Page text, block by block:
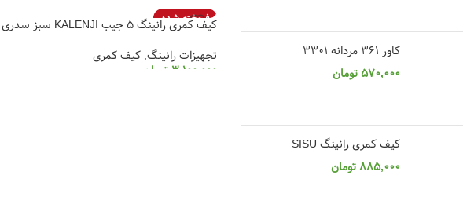
کاور 361 مردانه 3301
570,000 تومان
کیف کمری رانینگ SISU
885,000 تومان
انتخاب گزینه ها
فروخته شده
کیف کمری رانینگ 5 جیب KALENJI سبز سدری
تجهیزات رانینگ, کیف کمری
3,100,000 تومان